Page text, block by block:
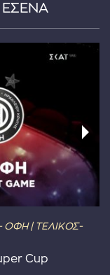
ΕΣΕΝΑ
- ΟΦΗ | ΤΕΛΙΚΟΣ-
Cup